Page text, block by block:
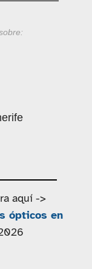
aquí ->
ópticos en